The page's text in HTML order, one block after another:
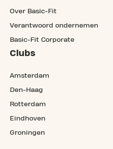
Over Basic-Fit
Verantwoord ondernemen
Basic-Fit Corporate
Clubs
Amsterdam
Den-Haag
Rotterdam
Eindhoven
Groningen